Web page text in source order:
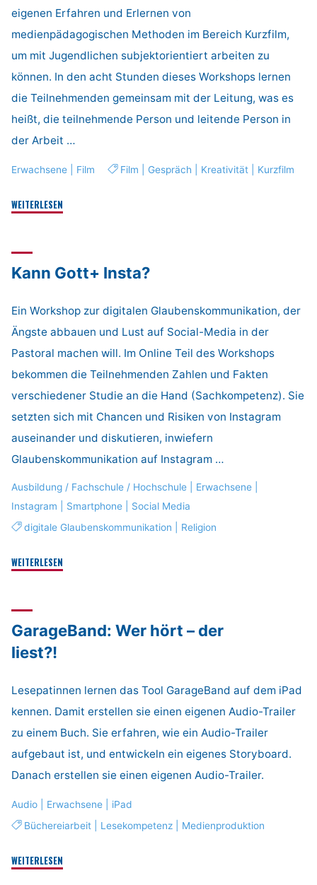
eigenen Erfahren und Erlernen von
medienpädagogischen Methoden im Bereich Kurzfilm,
um mit Jugendlichen subjektorientiert arbeiten zu
können. In den acht Stunden dieses Workshops lernen
die Teilnehmenden gemeinsam mit der Leitung, was es
heißt, die teilnehmende Person und leitende Person in
der Arbeit …
Erwachsene Film Film Gespräch Kreativität| Kurzfilm
WEITERLESEN
Arbeit
Kurzfilmen"
Kann Gott+ Insta?
Ein Workshop zur digitalen Glaubenskommunikation, der
Ängste abbauen und Lust auf Social-Media in der
Pastoral machen will. Im Online Teil des Workshops
bekommen die Teilnehmenden Zahlen und Fakten
verschiedener Studie an die Hand (Sachkompetenz). Sie
setzten sich mit Chancen und Risiken von Instagram
auseinander und diskutieren, inwiefern
Glaubenskommunikation auf Instagram …
Ausbildung / Fachschule / Hochschule Erwachsene
Instagram
Smartphone
Social Media
digitale Glaubenskommunikation
Religion
WEITERLESEN
GarageBand: Wer hört – der
liest?!
Lesepatinnen lernen das Tool GarageBand auf dem iPad
kennen. Damit erstellen sie einen eigenen Audio-Trailer
zu einem Buch. Sie erfahren, wie ein Audio-Trailer
aufgebaut ist, und entwickeln ein eigenes Storyboard.
Danach erstellen sie einen eigenen Audio-Trailer.
Audio Erwachsene
iPad
Büchereiarbeit| Lesekompetenz| Medienproduktion
WEITERLESEN